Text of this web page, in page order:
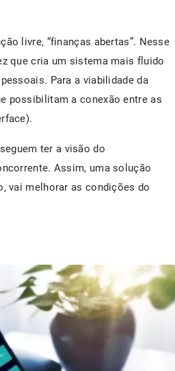
livre, “finanças abertas”. Nesse
que cria um sistema mais fluido
Para a viabilidade da
possibilitam a conexão entre as
ter a visão do
Assim, uma solução
vai melhorar as condições do